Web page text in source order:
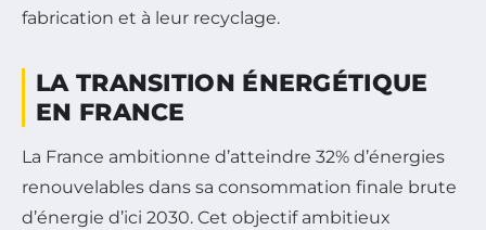
fabrication et à leur recyclage.
LA TRANSITION ÉNERGÉTIQUE
EN FRANCE
La France ambitionne d’atteindre 32% d’énergies
renouvelables dans sa consommation finale brute
d’énergie d’ici 2030. Cet objectif ambitieux